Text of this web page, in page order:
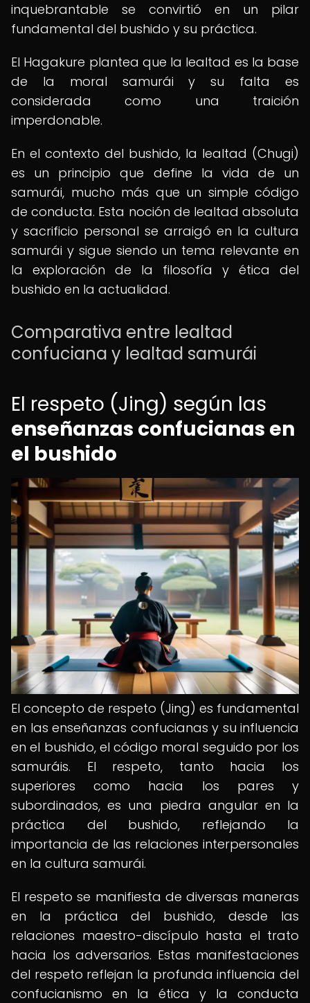
inquebrantable se convirtió en un pilar
fundamental del bushido y su práctica.
El Hagakure plantea que la lealtad es la base
de la moral samurái y su falta es
considerada como una traición
imperdonable.
En el contexto del bushido, la lealtad (Chugi)
es un principio que define la vida de un
samurái, mucho más que un simple código
de conducta. Esta noción de lealtad absoluta
y sacrificio personal se arraigó en la cultura
samurái y sigue siendo un tema relevante en
la exploración de la filosofía y ética del
bushido en la actualidad.
Comparativa entre lealtad
confuciana y lealtad samurái
El respeto (Jing) según las
enseñanzas confucianas en
el bushido
El concepto de respeto (Jing) es fundamental
en las enseñanzas confucianas y su influencia
en el bushido, el código moral seguido por los
samuráis. El respeto, tanto hacia los
superiores como hacia los pares y
subordinados, es una piedra angular en la
práctica del bushido, reflejando la
importancia de las relaciones interpersonales
en la cultura samurái.
El respeto se manifiesta de diversas maneras
en la práctica del bushido, desde las
relaciones maestro-discípulo hasta el trato
hacia los adversarios. Estas manifestaciones
del respeto reflejan la profunda influencia del
confucianismo en la ética y la conducta